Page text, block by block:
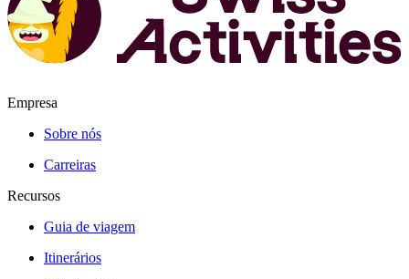
Empresa
Sobre nós
Carreiras
Recursos
Guia de viagem
Itinerários